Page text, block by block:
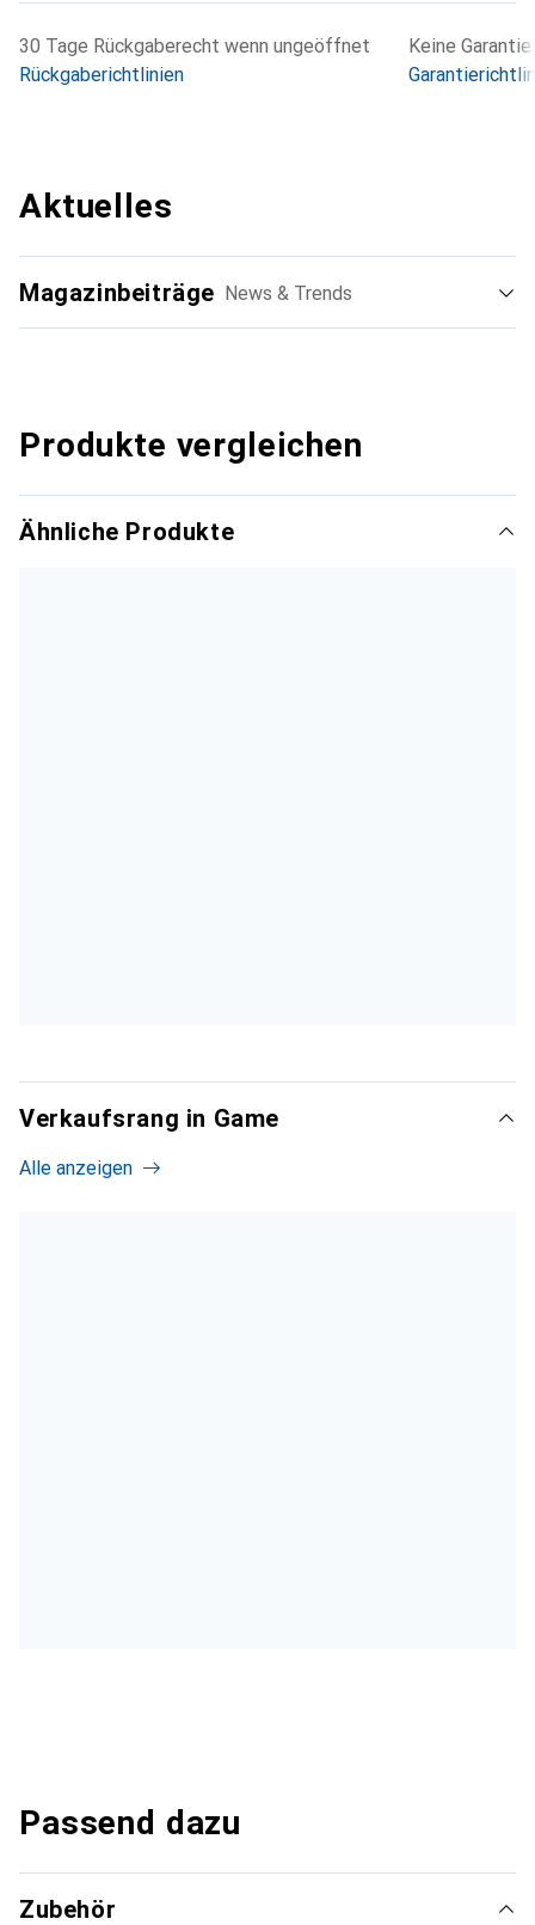
30 Tage Rückgaberecht wenn ungeöffnet
Rückgaberichtlinien
Keine Garantie
Aktuelles
Magazinbeiträge News & Trends
Produkte vergleichen
Ähnliche Produkte
Verkaufsrang in Game
Alle anzeigen
Passend dazu
Zubehör